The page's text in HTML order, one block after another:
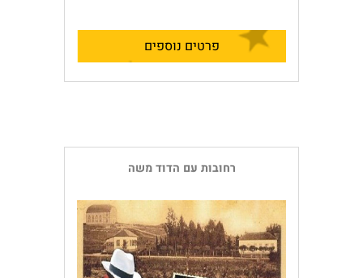
פרטים נוספים
רחובות עם הדוד משה